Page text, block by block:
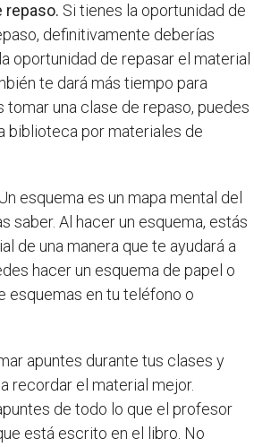
repaso. Si tienes la oportunidad de
definitivamente deberías
oportunidad de repasar el material
te dará más tiempo para
tomar una clase de repaso, puedes
biblioteca por materiales de
esquema es un mapa mental del
saber. Al hacer un esquema, estás
de una manera que te ayudará a
hacer un esquema de papel o
esquemas en tu teléfono o
apuntes durante tus clases y
recordar el material mejor.
de todo lo que el profesor
está escrito en el libro. No